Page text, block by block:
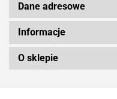
Dane adresowe
Informacje
O sklepie